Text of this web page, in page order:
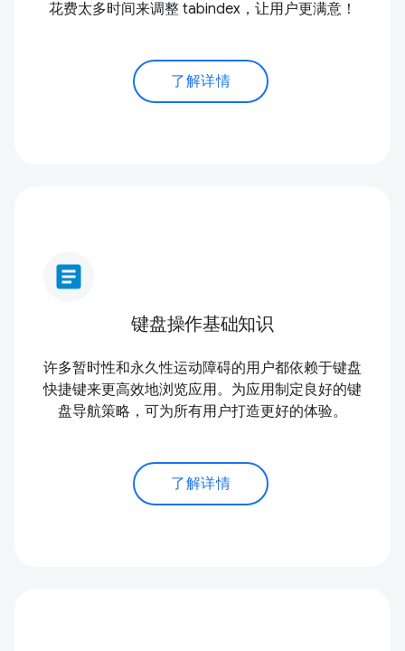
花费太多时间来调整 tabindex，让用户更满意！
了解详情
article
键盘操作基础知识
许多暂时性和永久性运动障碍的用户都依赖于键盘
快捷键来更高效地浏览应用。为应用制定良好的键
盘导航策略，可为所有用户打造更好的体验。
了解详情